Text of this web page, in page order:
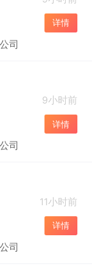
详情
司
9小时前
详情
司
11小时前
详情
司